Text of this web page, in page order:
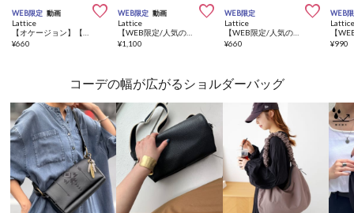
WEB限定 動画 
Lattice
¥660
WEB限定 動画 
Lattice
¥1,100
WEB限定 
Lattice
【WEB限定/人気の為再入荷】【オケージョン】パールヘアゴム
¥660
WEB
¥990
コーデの幅が広がるショルダーバッグ